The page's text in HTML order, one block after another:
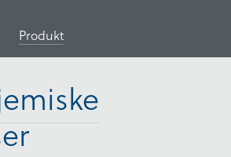
Produkt